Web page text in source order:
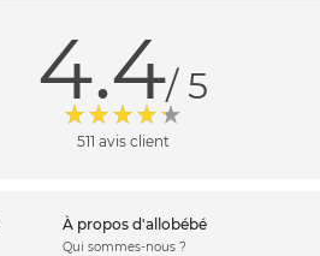
4.4/ 5
511 avis client
à propos d'allobébé
Qui sommes-nous ?